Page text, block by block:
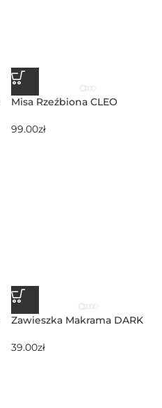
Misa Rzeźbiona CLEO
99.00zł
Zawieszka Makrama DARK
39.00zł